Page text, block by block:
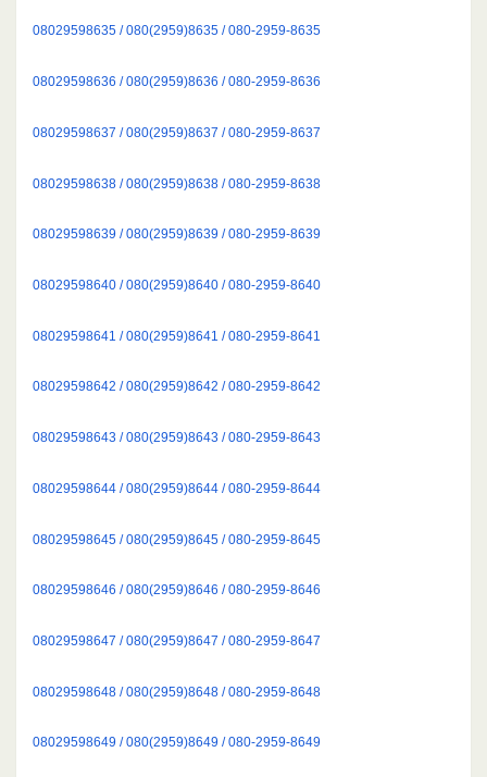
08029598635 / 080(2959)8635 / 080-2959-8635
08029598636 / 080(2959)8636 / 080-2959-8636
08029598637 / 080(2959)8637 / 080-2959-8637
08029598638 / 080(2959)8638 / 080-2959-8638
08029598639 / 080(2959)8639 / 080-2959-8639
08029598640 / 080(2959)8640 / 080-2959-8640
08029598641 / 080(2959)8641 / 080-2959-8641
08029598642 / 080(2959)8642 / 080-2959-8642
08029598643 / 080(2959)8643 / 080-2959-8643
08029598644 / 080(2959)8644 / 080-2959-8644
08029598645 / 080(2959)8645 / 080-2959-8645
08029598646 / 080(2959)8646 / 080-2959-8646
08029598647 / 080(2959)8647 / 080-2959-8647
08029598648 / 080(2959)8648 / 080-2959-8648
08029598649 / 080(2959)8649 / 080-2959-8649